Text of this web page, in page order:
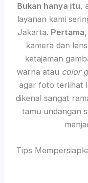
Bukan hanya itu,
layanan kami
Jakarta. Pertama
kamera dan
ketajaman
warna atau color
agar foto terlihat
dikenal sangat
tamu undangan
Tips